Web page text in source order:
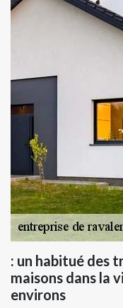
: un habitué des
maisons dans la
environs